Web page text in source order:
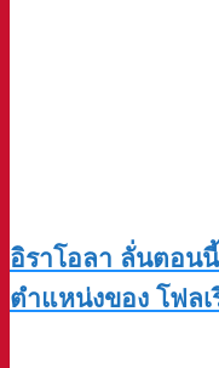
อิราโอลา ลั่นตอนนี้
ตำแหน่งของ โฟลเ